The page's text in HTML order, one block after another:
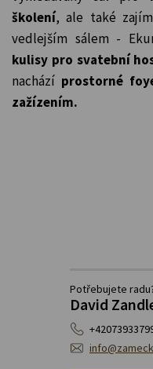
školení, ale také
vedlejším sálem -
kulisy pro svatební
nachází prostorné
zažízením.
Potřebujete
David